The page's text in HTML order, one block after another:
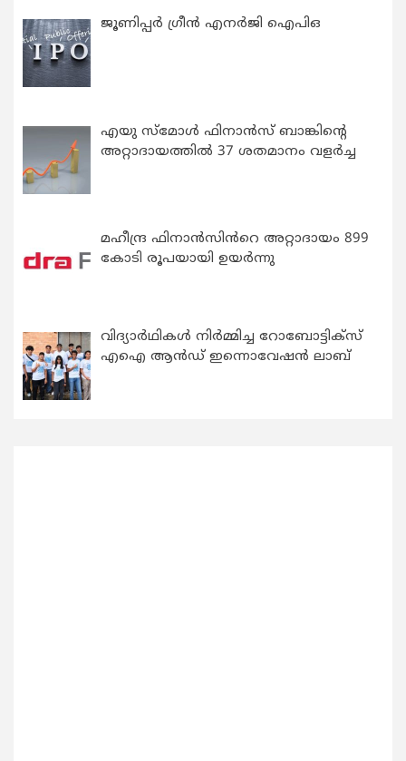
ജൂണിപ്പർ ഗ്രീൻ എനർജി ഐപിഒ
എയു സ്‌മോൾ ഫിനാൻസ് ബാങ്കിന്റെ
അറ്റാദായത്തിൽ 37 ശതമാനം വളർച്ച
മഹീന്ദ്ര ഫിനാൻസിൻറെ അറ്റാദായം 899
കോടി രൂപയായി ഉയർന്നു
വിദ്യാര്‍ഥികള്‍ നിര്‍മ്മിച്ച റോബോട്ടിക്സ്
എഐ ആന്‍ഡ് ഇന്നൊവേഷന്‍ ലാബ്